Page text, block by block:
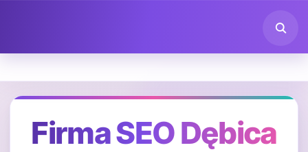
Firma SEO Dębica